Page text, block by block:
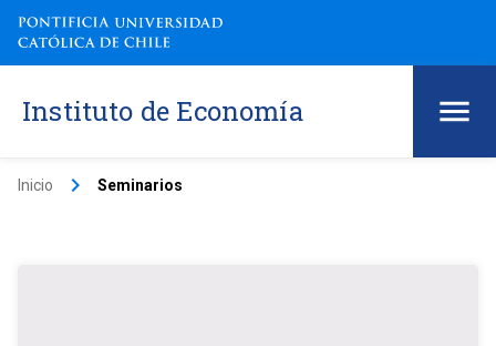
Instituto de Economía
Inicio keyboard_arrow_right Seminarios